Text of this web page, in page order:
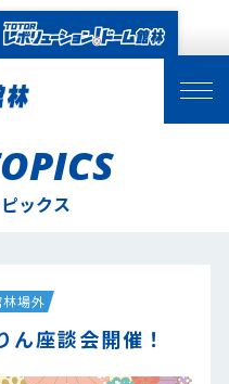
ックス
林場外
座談会開催！